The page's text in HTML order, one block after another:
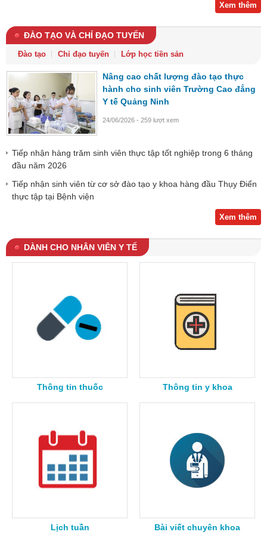
Xem thêm
ĐÀO TẠO VÀ CHỈ ĐẠO TUYẾN
Đào tạo Chỉ đạo tuyến Lớp học tiền sản
Nâng cao chất lượng đào tạo thực
hành cho sinh viên Trường Cao đẳng
Y tế Quảng Ninh
24/06/2026 - 259 lượt xem
Tiếp nhận hàng trăm sinh viên thực tập tốt nghiệp trong 6 tháng
đầu năm 2026
Tiếp nhận sinh viên từ cơ sở đào tạo y khoa hàng đầu Thụy Điển
thực tập tại Bệnh viện
Xem thêm
DÀNH CHO NHÂN VIÊN Y TẾ
Thông tin thuốc Thông tin y khoa
Lịch tuần Bài viết chuyên khoa